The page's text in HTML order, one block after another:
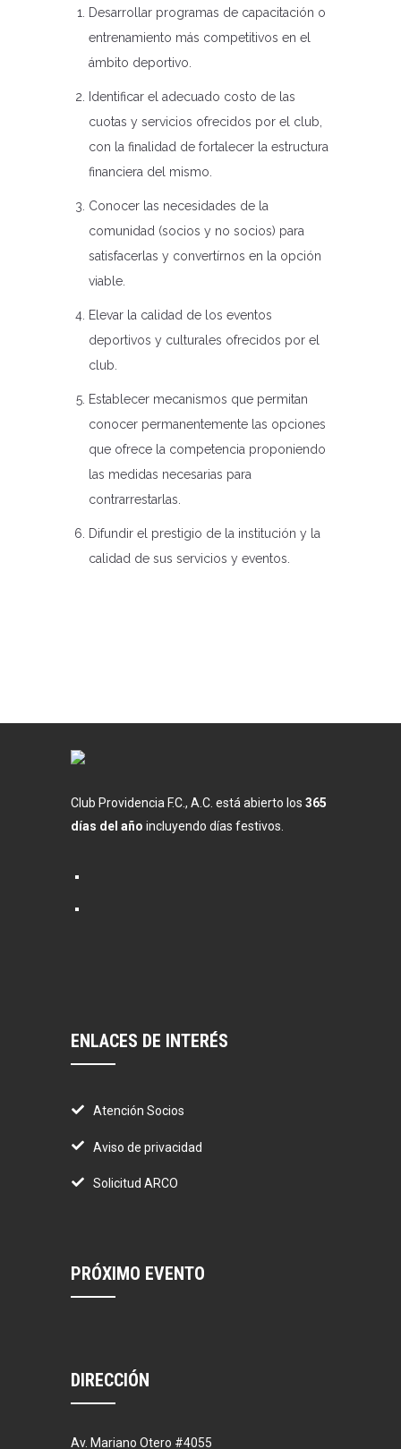
Desarrollar programas de capacitación o
entrenamiento más competitivos en el
ámbito deportivo.
Identificar el adecuado costo de las
cuotas y servicios ofrecidos por el club,
con la finalidad de fortalecer la estructura
financiera del mismo.
Conocer las necesidades de la
comunidad (socios y no socios) para
satisfacerlas y convertírnos en la opción
viable.
Elevar la calidad de los eventos
deportivos y culturales ofrecidos por el
club.
Establecer mecanismos que permitan
conocer permanentemente las opciones
que ofrece la competencia proponiendo
las medidas necesarias para
contrarrestarlas.
Difundir el prestigio de la institución y la
calidad de sus servicios y eventos.
Club Providencia F.C., A.C. está abierto los 365
días del año incluyendo días festivos.
ENLACES DE INTERÉS
Atención Socios
Aviso de privacidad
Solicitud ARCO
PRÓXIMO EVENTO
DIRECCIÓN
Av. Mariano Otero #4055